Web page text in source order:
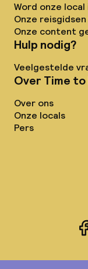
Word onze local
Onze
Onze content
Hulp nodig?
Veelgestelde
Over Time to
Over ons
Onze locals
Pers